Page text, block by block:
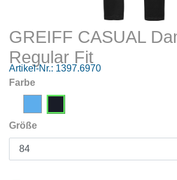
GREIFF CASUAL
Regular Fit
Artikel-Nr.: 1397.6970
Farbe
Größe